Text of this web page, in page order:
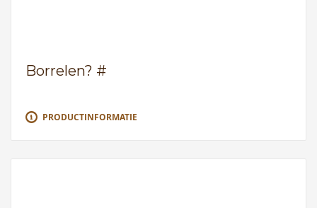
Borrelen? #
PRODUCTINFORMATIE